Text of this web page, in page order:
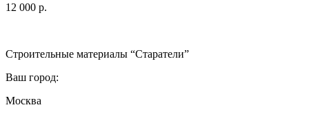
12 000 р.
Строительные материалы “Старатели”
Ваш город:
Москва